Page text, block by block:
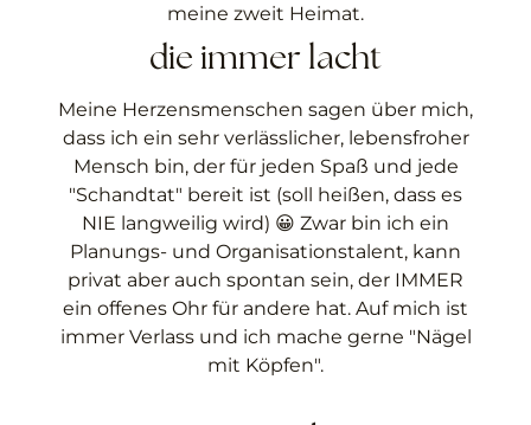
meine zweit Heimat.
die immer lacht
Meine Herzensmenschen sagen über mich,
dass ich ein sehr verlässlicher, lebensfroher
Mensch bin, der für jeden Spaß und jede
"Schandtat" bereit ist (soll heißen, dass es
NIE langweilig wird) 😀 Zwar bin ich ein
Planungs- und Organisationstalent, kann
privat aber auch spontan sein, der IMMER
ein offenes Ohr für andere hat. Auf mich ist
immer Verlass und ich mache gerne "Nägel
mit Köpfen".